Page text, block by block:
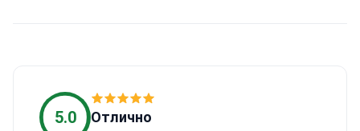
5.0 Отлично